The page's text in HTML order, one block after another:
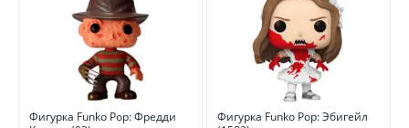
Фигурка Funko Pop: Фредди
Фигурка Funko Pop: Эбигейл